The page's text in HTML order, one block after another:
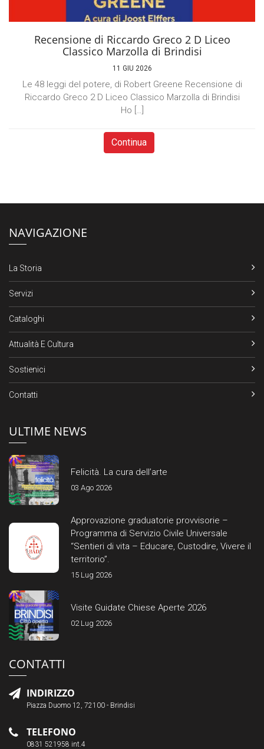
Recensione di Riccardo Greco 2 D Liceo
Classico Marzolla di Brindisi
11 GIU 2026
Le 48 leggi del potere, di Robert Greene Recensione di
Riccardo Greco 2 D Liceo Classico Marzolla di Brindisi
Ho […]
Continua
NAVIGAZIONE
La Storia
Servizi
Cataloghi
Attualità E Cultura
Sostienici
Contatti
ULTIME NEWS
Felicità. La cura dell’arte
03 Ago 2026
Approvazione graduatorie provvisorie –
Programma di Servizio Civile Universale
“Sentieri di vita – Educare, Custodire, Vivere il
territorio”.
15 Lug 2026
Visite Guidate Chiese Aperte 2026
02 Lug 2026
CONTATTI
INDIRIZZO
Piazza Duomo 12, 72100 - Brindisi
TELEFONO
0831 521958 int.4